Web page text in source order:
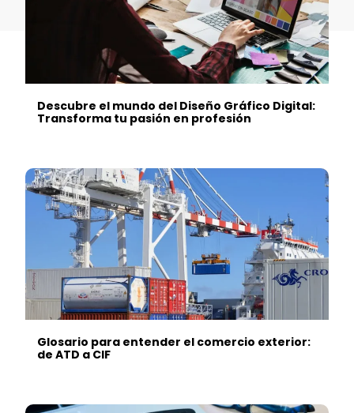
Descubre el mundo del Diseño Gráfico Digital:
Transforma tu pasión en profesión
Glosario para entender el comercio exterior:
de ATD a CIF